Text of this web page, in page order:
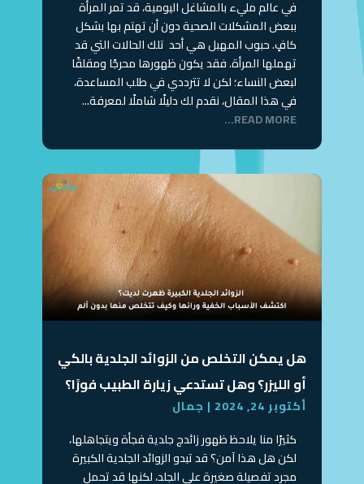
في عالم مليء بالمشاغل اليومية، قد تمر المرأة
ببعض المشكلات الصحية دون أن تهتم بها بشكل
كافٍ. حبوب المهبل هي أحد تلك الحالات التي قد
تهملها المرأة. فقد يكون ظهورها محرجًا ومقلقًا
لبعض النساء؛ لكن لا تترددي في طلب المساعدة،
في هذا المقال، نقدم لك دليلًا شاملًا لمعرفة...
READ MORE...
هل يمكن التخلص من الزوائد الجلدية بالكي
أو الليزر؟ وهل تستدعي زيارة الطبيب فورًا؟
أكتوبر 24, 2024 | جمال
كثيرًا منا يلاحظ ظهور زائدج جلدية فجأة ويتجاهلها،
لكن هل هذا آمن؟ قد تبدو الزوائد الجلدية الكبيرة
مجرد تفصيلة صغيرة على الجلد، لكنها قد تحمل